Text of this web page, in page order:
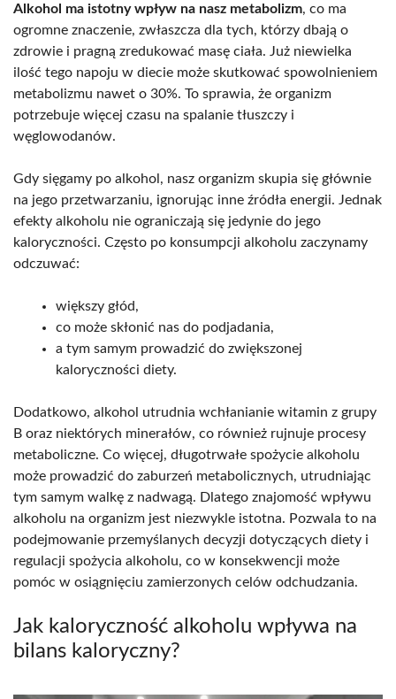
Alkohol ma istotny wpływ na nasz metabolizm, co ma
ogromne znaczenie, zwłaszcza dla tych, którzy dbają o
zdrowie i pragną zredukować masę ciała. Już niewielka
ilość tego napoju w diecie może skutkować spowolnieniem
metabolizmu nawet o 30%. To sprawia, że organizm
potrzebuje więcej czasu na spalanie tłuszczy i
węglowodanów.
Gdy sięgamy po alkohol, nasz organizm skupia się głównie
na jego przetwarzaniu, ignorując inne źródła energii. Jednak
efekty alkoholu nie ograniczają się jedynie do jego
kaloryczności. Często po konsumpcji alkoholu zaczynamy
odczuwać:
większy głód,
co może skłonić nas do podjadania,
a tym samym prowadzić do zwiększonej
kaloryczności diety.
Dodatkowo, alkohol utrudnia wchłanianie witamin z grupy
B oraz niektórych minerałów, co również rujnuje procesy
metaboliczne. Co więcej, długotrwałe spożycie alkoholu
może prowadzić do zaburzeń metabolicznych, utrudniając
tym samym walkę z nadwagą. Dlatego znajomość wpływu
alkoholu na organizm jest niezwykle istotna. Pozwala to na
podejmowanie przemyślanych decyzji dotyczących diety i
regulacji spożycia alkoholu, co w konsekwencji może
pomóc w osiągnięciu zamierzonych celów odchudzania.
Jak kaloryczność alkoholu wpływa na
bilans kaloryczny?